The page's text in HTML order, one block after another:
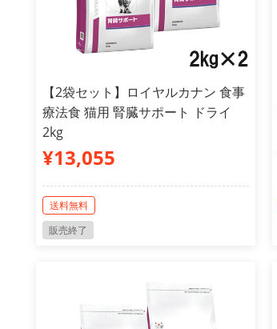
【2袋セット】ロイヤルカナン 食事
療法食 猫用 腎臓サポート ドライ
2kg
¥13,055
送料無料
販売終了